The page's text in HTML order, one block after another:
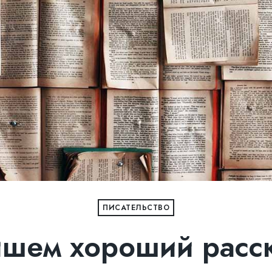
ПИСАТЕЛЬСТВО
хороший